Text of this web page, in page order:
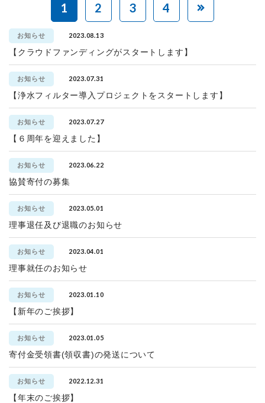
1 2 3 4
お知らせ 2023.08.13
【クラウドファンディングがスタートします】
お知らせ 2023.07.31
【浄水フィルター導入プロジェクトをスタートします】
お知らせ 2023.07.27
【６周年を迎えました】
お知らせ 2023.06.22
協賛寄付の募集
お知らせ 2023.05.01
理事退任及び退職のお知らせ
お知らせ 2023.04.01
理事就任のお知らせ
お知らせ 2023.01.10
【新年のご挨拶】
お知らせ 2023.01.05
寄付金受領書(領収書)の発送について
お知らせ 2022.12.31
【年末のご挨拶】